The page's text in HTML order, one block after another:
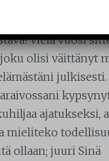
Vielä vuosi
olisi väittänyt
julkisesti.
ajatukseksi,
mieliteko
ollaan; juuri Sinä